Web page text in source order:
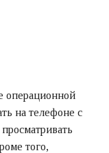
операционной
на телефоне с
того,